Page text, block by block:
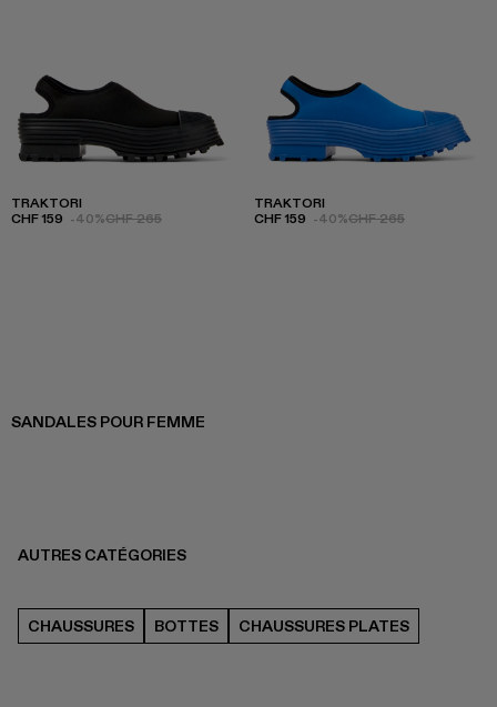
TRAKTORI
CHF 159 -40%CHF 265
TRAKTORI
CHF 159 -40%CHF 265
SANDALES POUR FEMME
AUTRES CATÉGORIES
CHAUSSURES BOTTES CHAUSSURES PLATES